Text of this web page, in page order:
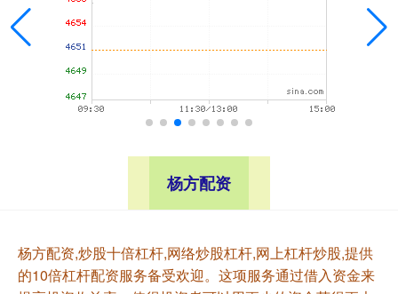
杨方配资
杨方配资,炒股十倍杠杆,网络炒股杠杆,网上杠杆炒股,提供
的10倍杠杆配资服务备受欢迎。这项服务通过借入资金来